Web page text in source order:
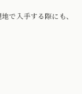
で入手する際にも、